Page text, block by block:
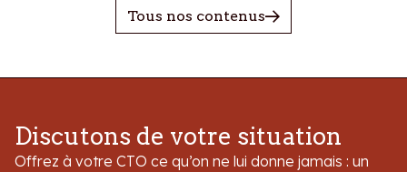
Tous nos contenus
Discutons de votre situation
Offrez à votre CTO ce qu’on ne lui donne jamais : un